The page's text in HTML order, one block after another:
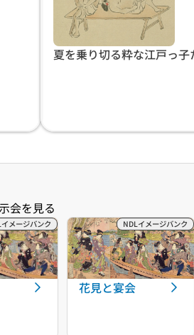
夏を乗り切る粋な江戸っ子
花見と宴会